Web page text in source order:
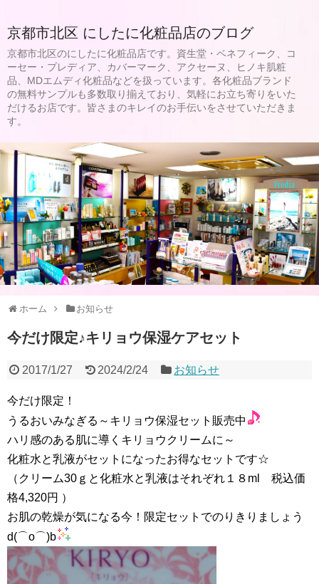
京都市北区 にしたに化粧品店のブログ
京都市北区のにしたに化粧品店です。資生堂・ベネフィーク、コ
ーセー・プレディア、カバーマーク、アクセーヌ、ヒノキ肌粧
品、MDエムディ化粧品などを扱っています。各化粧品ブランド
の無料サンプルも多数取り揃えており、気軽にお立ち寄りをいた
だけるお店です。皆さまのキレイのお手伝いをさせていただきま
す。
ホーム お知らせ
今だけ限定♪キリョウ保湿ケアセット
2017/1/27 2024/2/24 お知らせ
今だけ限定！
うるおいみなぎる～キリョウ保湿セット販売中
ハリ感のある肌に導くキリョウクリームに～
化粧水と乳液がセットになったお得なセットです☆
（クリーム30ｇと化粧水と乳液はそれぞれ１８ml 税込価
格4,320円 ）
お肌の乾燥が気になる今！限定セットでのりきりましょう
d(⌒o⌒)b